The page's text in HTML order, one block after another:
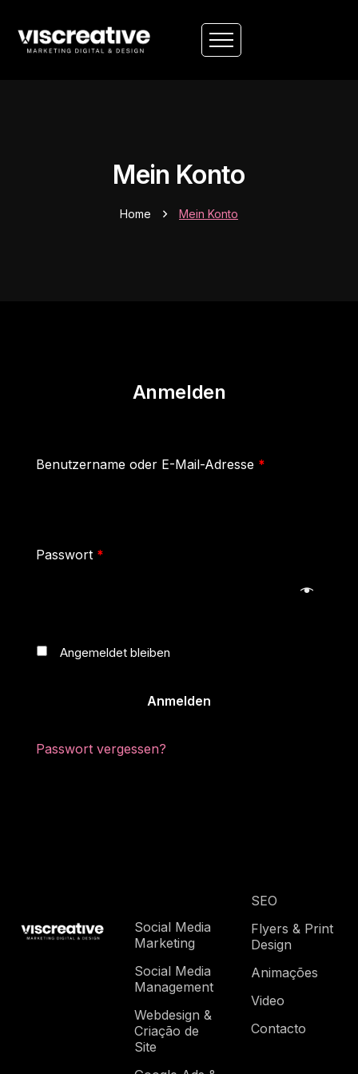
Mein Konto
Home Mein Konto
Anmelden
Benutzername oder E-Mail-Adresse *
Passwort *
Angemeldet bleiben
Anmelden
Passwort vergessen?
Social Media
Marketing
Social Media
Management
Webdesign &
Criação de
Site
SEO
Flyers & Print
Design
Animações
Video
Contacto